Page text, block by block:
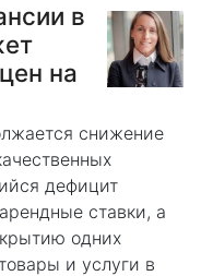
в
на
снижение
дефицит
ставки, а
одних
и услуги в